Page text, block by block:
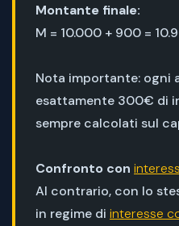
Montante finale:
M = 10.000 + 900 =
Nota importante: ogni
esattamente 300€ di
sempre calcolati sul
Confronto con
Al contrario, con lo
in regime di interesse